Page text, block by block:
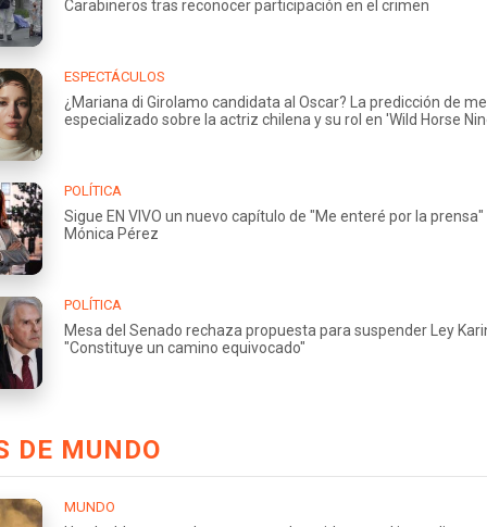
Carabineros tras reconocer participación en el crimen
ESPECTÁCULOS
¿Mariana di Girolamo candidata al Oscar? La predicción de
especializado sobre la actriz chilena y su rol en 'Wild Horse
POLÍTICA
Sigue EN VIVO un nuevo capítulo de "Me enteré por la prensa"
Mónica Pérez
POLÍTICA
Mesa del Senado rechaza propuesta para suspender Ley
"Constituye un camino equivocado"
DE MUNDO
MUNDO